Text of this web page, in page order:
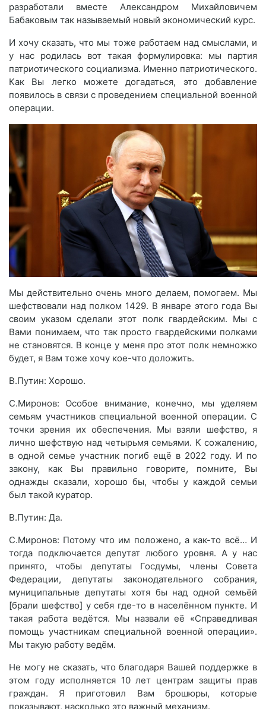
разработали вместе Александром Михайловичем
Бабаковым так называемый новый экономический курс.
И хочу сказать, что мы тоже работаем над смыслами, и
у нас родилась вот такая формулировка: мы партия
патриотического социализма. Именно патриотического.
Как Вы легко можете догадаться, это добавление
появилось в связи с проведением специальной военной
операции.
Мы действительно очень много делаем, помогаем. Мы
шефствовали над полком 1429. В январе этого года Вы
своим указом сделали этот полк гвардейским. Мы с
Вами понимаем, что так просто гвардейскими полками
не становятся. В конце у меня про этот полк немножко
будет, я Вам тоже хочу кое-что доложить.
В.Путин: Хорошо.
С.Миронов: Особое внимание, конечно, мы уделяем
семьям участников специальной военной операции. С
точки зрения их обеспечения. Мы взяли шефство, я
лично шефствую над четырьмя семьями. К сожалению,
в одной семье участник погиб ещё в 2022 году. И по
закону, как Вы правильно говорите, помните, Вы
однажды сказали, хорошо бы, чтобы у каждой семьи
был такой куратор.
В.Путин: Да.
С.Миронов: Потому что им положено, а как-то всё… И
тогда подключается депутат любого уровня. А у нас
принято, чтобы депутаты Госдумы, члены Совета
Федерации, депутаты законодательного собрания,
муниципальные депутаты хотя бы над одной семьёй
[брали шефство] у себя где-то в населённом пункте. И
такая работа ведётся. Мы назвали её «Справедливая
помощь участникам специальной военной операции».
Мы такую работу ведём.
Не могу не сказать, что благодаря Вашей поддержке в
этом году исполняется 10 лет центрам защиты прав
граждан. Я приготовил Вам брошюры, которые
показывают, насколько это важный механизм.